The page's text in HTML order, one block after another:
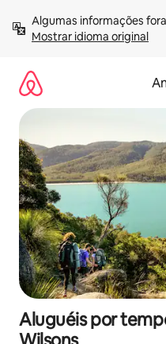
para
Mostrar idioma original
Aluguéis por